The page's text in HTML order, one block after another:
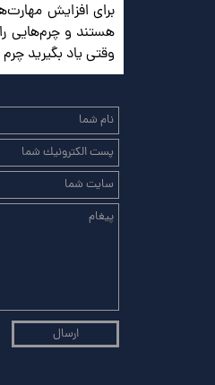
برای افزایش
هستند و چرم‌هایی
وقتی یاد بگیرید
ارسال